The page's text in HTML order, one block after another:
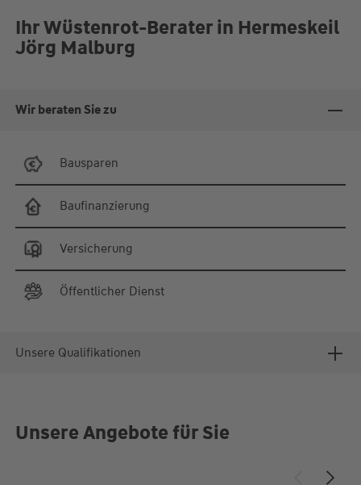
Ihr Wüstenrot-Berater in Hermeskeil
Jörg Malburg
Wir beraten Sie zu
Bausparen
Baufinanzierung
Versicherung
Öffentlicher Dienst
Unsere Qualifikationen
Unsere Angebote für Sie